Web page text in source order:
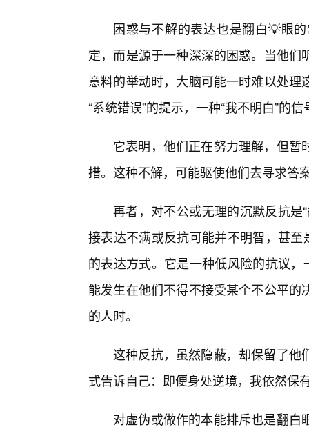
困惑与不解的表达也是翻白💡眼
定，而是源于一种深深的困惑。当他
意料的举动时，大脑可能一时难以处
“系统错误”的提示，一种“我不明白”的信
它表明，他们正在努力理解，但
措。这种不解，可能驱使他们去寻求答
再者，对不公或无理的沉默反抗是
接表达不满或反抗可能并不明智，甚
的表达方式。它是一种低风险的抗议
能发生在他们不得不接受某个不公平
的人时。
这种反抗，虽然隐蔽，却保留了他
式告诉自己：即便身处逆境，我依然保
对虚伪或做作的本能排斥也是翻